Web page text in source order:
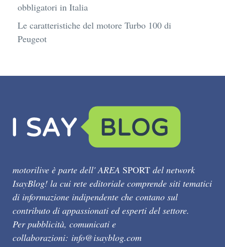
obbligatori in Italia
Le caratteristiche del motore Turbo 100 di
Peugeot
motorilive è parte dell' AREA SPORT del network
IsayBlog! la cui rete editoriale comprende siti tematici
di informazione indipendente che contano sul
contributo di appassionati ed esperti del settore.
Per pubblicità, comunicati e
collaborazioni: info@isayblog.com